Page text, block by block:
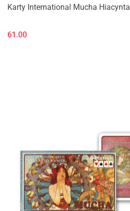
Karty International Mucha Hiacynta
61.00